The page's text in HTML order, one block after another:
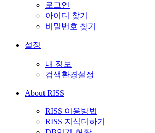
로그인
아이디 찾기
비밀번호 찾기
설정
내 정보
검색환경설정
About RISS
RISS 이용방법
RISS 지식더하기